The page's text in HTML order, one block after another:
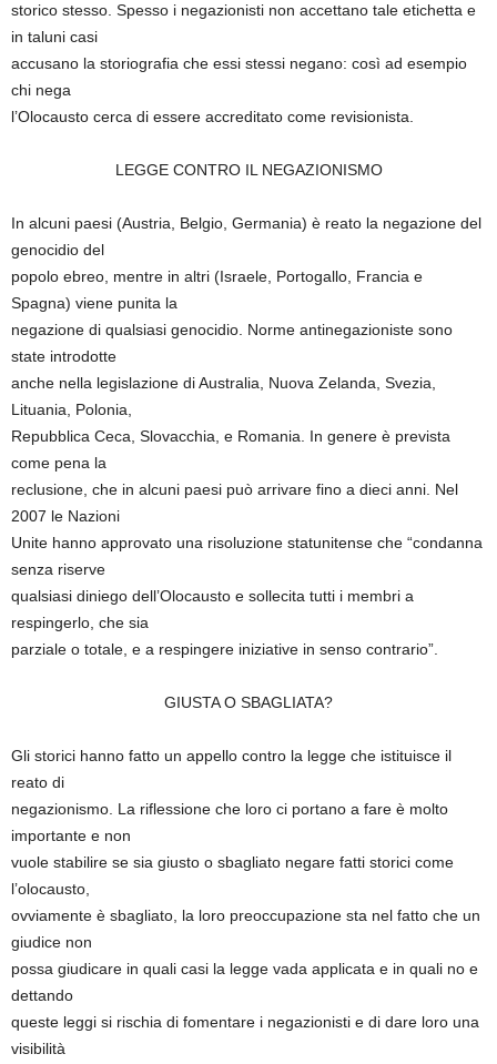
storico stesso. Spesso i negazionisti non accettano tale etichetta e
in taluni casi
accusano la storiografia che essi stessi negano: così ad esempio
chi nega
l’Olocausto cerca di essere accreditato come revisionista.
LEGGE CONTRO IL NEGAZIONISMO
In alcuni paesi (Austria, Belgio, Germania) è reato la negazione del
genocidio del
popolo ebreo, mentre in altri (Israele, Portogallo, Francia e
Spagna) viene punita la
negazione di qualsiasi genocidio. Norme antinegazioniste sono
state introdotte
anche nella legislazione di Australia, Nuova Zelanda, Svezia,
Lituania, Polonia,
Repubblica Ceca, Slovacchia, e Romania. In genere è prevista
come pena la
reclusione, che in alcuni paesi può arrivare fino a dieci anni. Nel
2007 le Nazioni
Unite hanno approvato una risoluzione statunitense che “condanna
senza riserve
qualsiasi diniego dell’Olocausto e sollecita tutti i membri a
respingerlo, che sia
parziale o totale, e a respingere iniziative in senso contrario”.
GIUSTA O SBAGLIATA?
Gli storici hanno fatto un appello contro la legge che istituisce il
reato di
negazionismo. La riflessione che loro ci portano a fare è molto
importante e non
vuole stabilire se sia giusto o sbagliato negare fatti storici come
l’olocausto,
ovviamente è sbagliato, la loro preoccupazione sta nel fatto che un
giudice non
possa giudicare in quali casi la legge vada applicata e in quali no e
dettando
queste leggi si rischia di fomentare i negazionisti e di dare loro una
visibilità